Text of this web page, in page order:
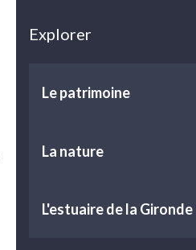
Explorer
Le patrimoine
La nature
L'estuaire de la Gironde
Hébergements